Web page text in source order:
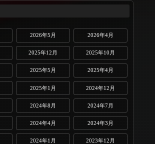
2026年5月 2026年4月
2025年12月 2025年10月
2025年5月 2025年4月
2025年1月 2024年12月
2024年8月 2024年7月
2024年4月 2024年3月
2024年1月 2023年12月